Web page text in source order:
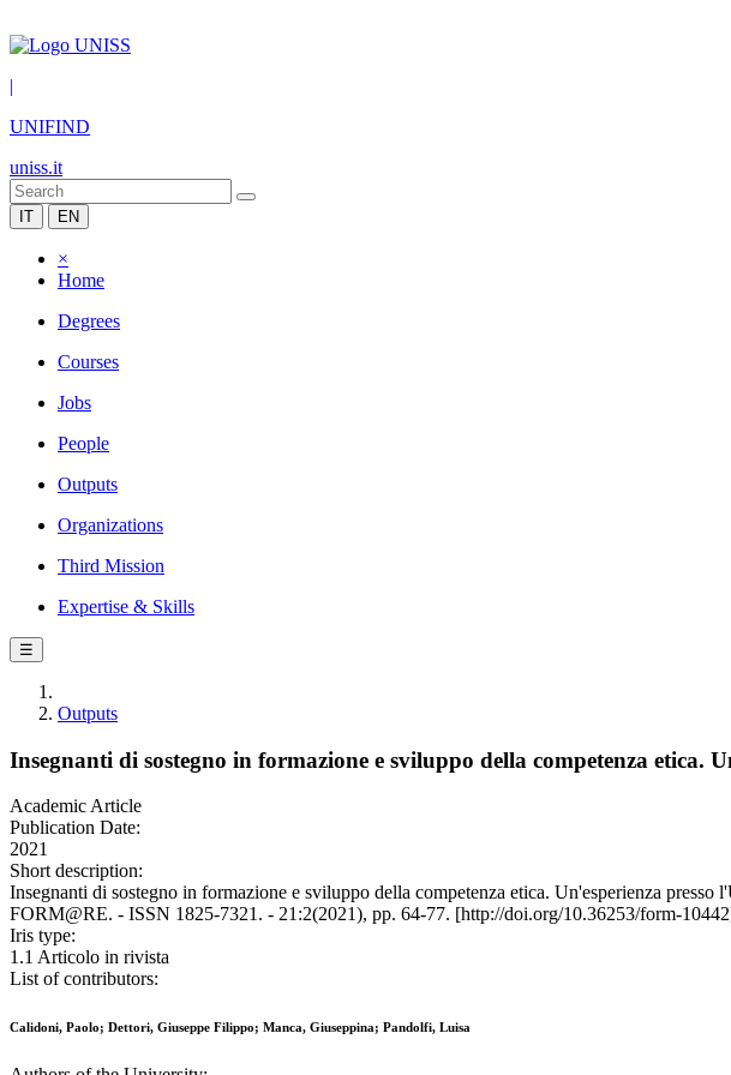
|
UNIFIND
uniss.it
IT EN
×
Home
Degrees
Courses
Jobs
People
Outputs
Organizations
Third Mission
Expertise & Skills
☰
Outputs
Insegnanti di sostegno in formazione e sviluppo della competenza etica.
Academic Article
Publication Date:
2021
Short description:
Insegnanti di sostegno in formazione e sviluppo della competenza etica. Un'esperienza
FORM@RE. - ISSN 1825-7321. - 21:2(2021), pp. 64-77. [http://doi.org/10.36253/form-
Iris type:
1.1 Articolo in rivista
List of contributors:
Calidoni, Paolo; Dettori, Giuseppe Filippo; Manca, Giuseppina; Pandolfi, Luisa